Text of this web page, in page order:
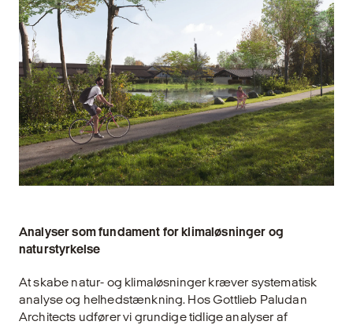
Analyser som fundament for klimaløsninger og
naturstyrkelse
At skabe natur- og klimaløsninger kræver systematisk
analyse og helhedstænkning. Hos Gottlieb Paludan
Architects udfører vi grundige tidlige analyser af